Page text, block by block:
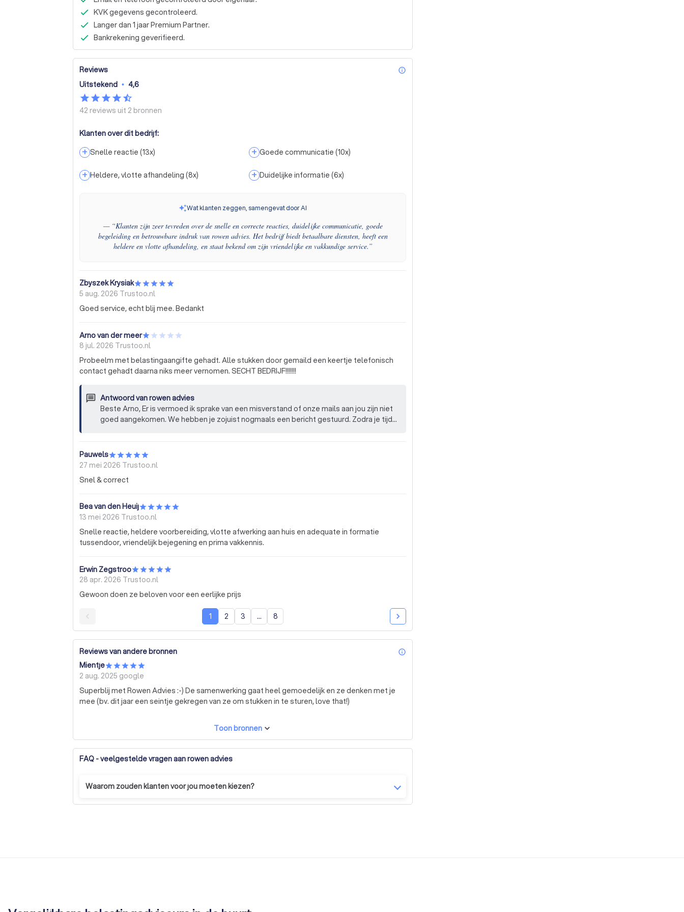
KVK gegevens gecontroleerd.
Langer dan 1 jaar Premium Partner.
Bankrekening geverifieerd.
Reviews info_outline
Uitstekend • 4,6
42 reviews uit 2 bronnen
Klanten over dit bedrijf:
+ Snelle reactie (13x) + Goede communicatie (10x)
+ Heldere, vlotte afhandeling (8x) + Duidelijke informatie (6x)
Wat klanten zeggen, samengevat door AI
— “Klanten zijn zeer tevreden over de snelle en correcte reacties, duidelijke communicatie, goede
begeleiding en betrouwbare indruk van rowen advies. Het bedrijf biedt betaalbare diensten, heeft een
heldere en vlotte afhandeling, en staat bekend om zijn vriendelijke en vakkundige service.”
Zbyszek Krysiak
5 aug. 2026 Trustoo.nl
Goed service, echt blij mee. Bedankt
Arno van der meer
8 jul. 2026 Trustoo.nl
Probeelm met belastingaangifte gehadt. Alle stukken door gemaild een keertje telefonisch
contact gehadt daarna niks meer vernomen. SECHT BEDRIJF!!!!!!!
Antwoord vanrowen advies
Beste Arno, Er is vermoed ik sprake van een misverstand of onze mails aan jou zijn niet
goed aangekomen. We hebben je zojuist nogmaals een bericht gestuurd. Zodra je tijd
Pauwels
27 mei 2026 Trustoo.nl
Snel & correct
Bea van den Heuij
13 mei 2026 Trustoo.nl
Snelle reactie, heldere voorbereiding, vlotte afwerking aan huis en adequate in formatie
tussendoor, vriendelijk bejegening en prima vakkennis.
Erwin Zegstroo
28 apr. 2026 Trustoo.nl
Gewoon doen ze beloven voor een eerlijke prijs
1 2 3 ... 8
Reviews van andere bronnen info_outline
Mientje
2 aug. 2025 google
Superblij met Rowen Advies :-) De samenwerking gaat heel gemoedelijk en ze denken met je
mee (bv. dit jaar een seintje gekregen van ze om stukken in te sturen, love that!)
Toon bronnen
FAQ - veelgestelde vragen aan rowen advies
Waarom zouden klanten voor jou moeten kiezen?
bieden die lager is dan dat u gewend bent te betalen zonder dat de kwaliteit verloren gaat.